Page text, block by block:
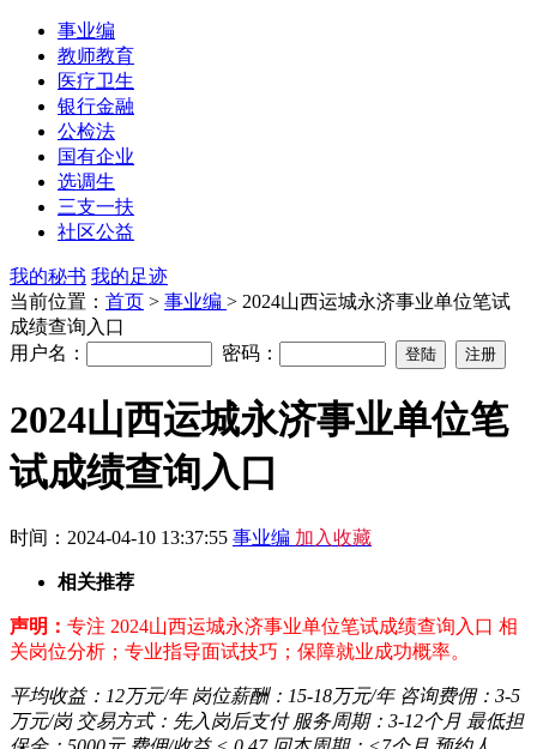
事业编
教师教育
医疗卫生
银行金融
公检法
国有企业
选调生
三支一扶
社区公益
我的秘书 我的足迹
当前位置： 首页 > 事业编 > 2024山西运城永济事业单位笔试
成绩查询入口
用户名：
密码：
2024山西运城永济事业单位笔
试成绩查询入口
时间：2024-04-10 13:37:55 事业编 加入收藏
相关推荐
声明： 专注 2024山西运城永济事业单位笔试成绩查询入口 相
关岗位分析；专业指导面试技巧；保障就业成功概率。
平均收益： 12万元/年 岗位薪酬： 15-18万元/年 咨询费佣： 3-5
万元/岗 交易方式： 先入岗后支付 服务周期： 3-12个月 最低担